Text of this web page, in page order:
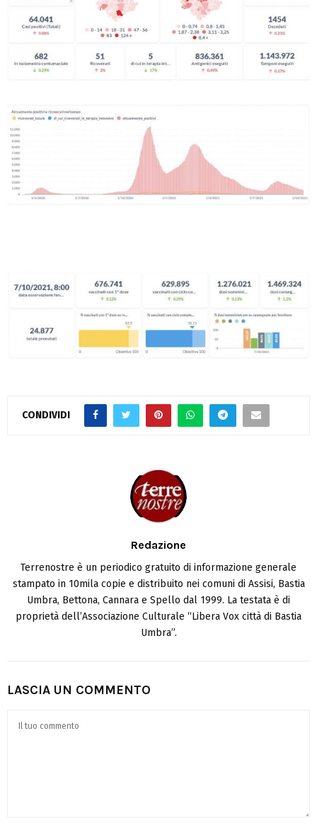
CONDIVIDI
Redazione
Terrenostre è un periodico gratuito di informazione generale
stampato in 10mila copie e distribuito nei comuni di Assisi, Bastia
Umbra, Bettona, Cannara e Spello dal 1999. La testata è di
proprietà dell’Associazione Culturale “Libera Vox città di Bastia
Umbra”.
LASCIA UN COMMENTO